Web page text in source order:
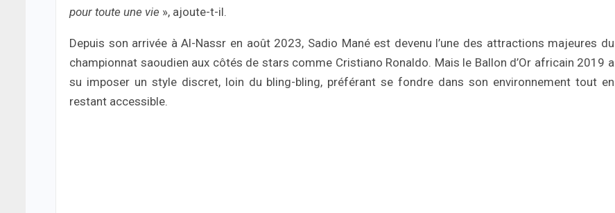
pour toute une vie », ajoute-t-il.
Depuis son arrivée à Al-Nassr en août 2023, Sadio Mané est devenu l’une des attractions majeures du
championnat saoudien aux côtés de stars comme Cristiano Ronaldo. Mais le Ballon d’Or africain 2019 a
su imposer un style discret, loin du bling-bling, préférant se fondre dans son environnement tout en
restant accessible.